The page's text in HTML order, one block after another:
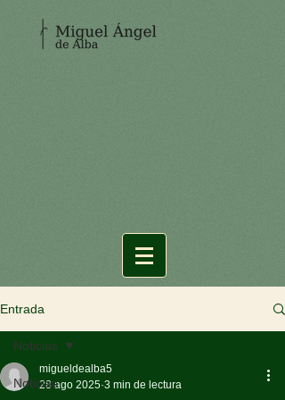
Entrada
Noticias
Noticias
migueldealba5
28 ago 2025 3 min de lectura